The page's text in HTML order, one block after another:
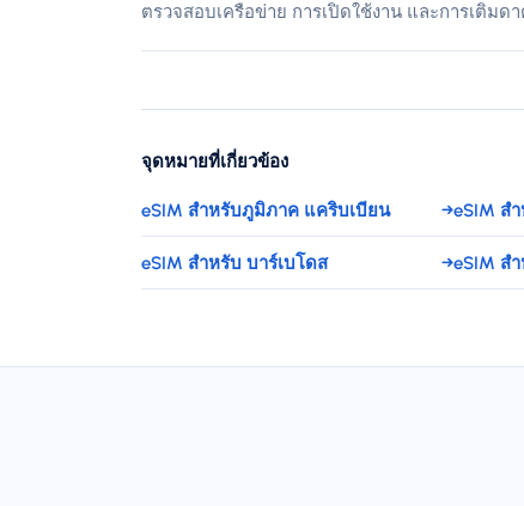
ตรวจสอบเครือข่าย การเปิดใช้งาน และการเติม
จุดหมายที่เกี่ยวข้อง
eSIM สำหรับภูมิภาค แคริบเบียน →eSIM ส
eSIM สำหรับ บาร์เบโดส →eSIM ส